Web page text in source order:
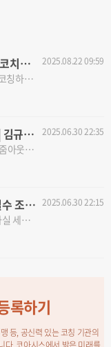
[슈퍼비전] 평생공부하는 코치는 동료 전문가 코치가 필요해요! | 나윤숙PCC
코치: "제가 잘 모르는 분야는 코칭하는게 부담스러워요"슈퍼바이저: "그러시군요... 코치님은 코칭이 뭐라고...
2025.08.22 09:59
[코칭칼럼] 줌인, 줌 아웃 | 김규연(KPC)
줌인, 줌 아웃 인생은 줌인과 줌아웃의 반복이다. 가까이 들여다보면 사소한 일도...
2025.06.30 22:35
[코칭칼럼] 살아가는 데 필수 조건, 갈등 | 김규연(KPC)
살아가는 데 필수 조건, 갈등 사실 세상의 모든 갈등은 내 안에서 시작되었다. 저...
2025.06.30 22:15
록하기
등, 공신력 있는 코칭 기관의